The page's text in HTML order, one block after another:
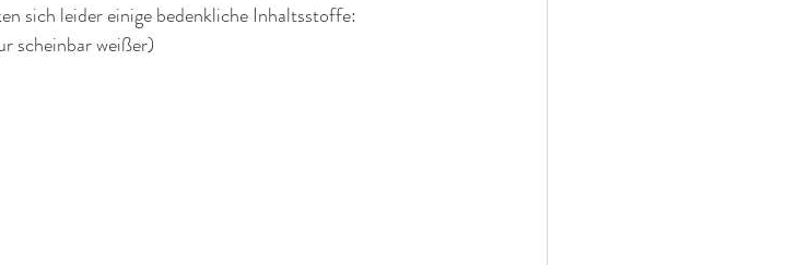
sich leider einige bedenkliche Inhaltsstoffe:
scheinbar weißer)